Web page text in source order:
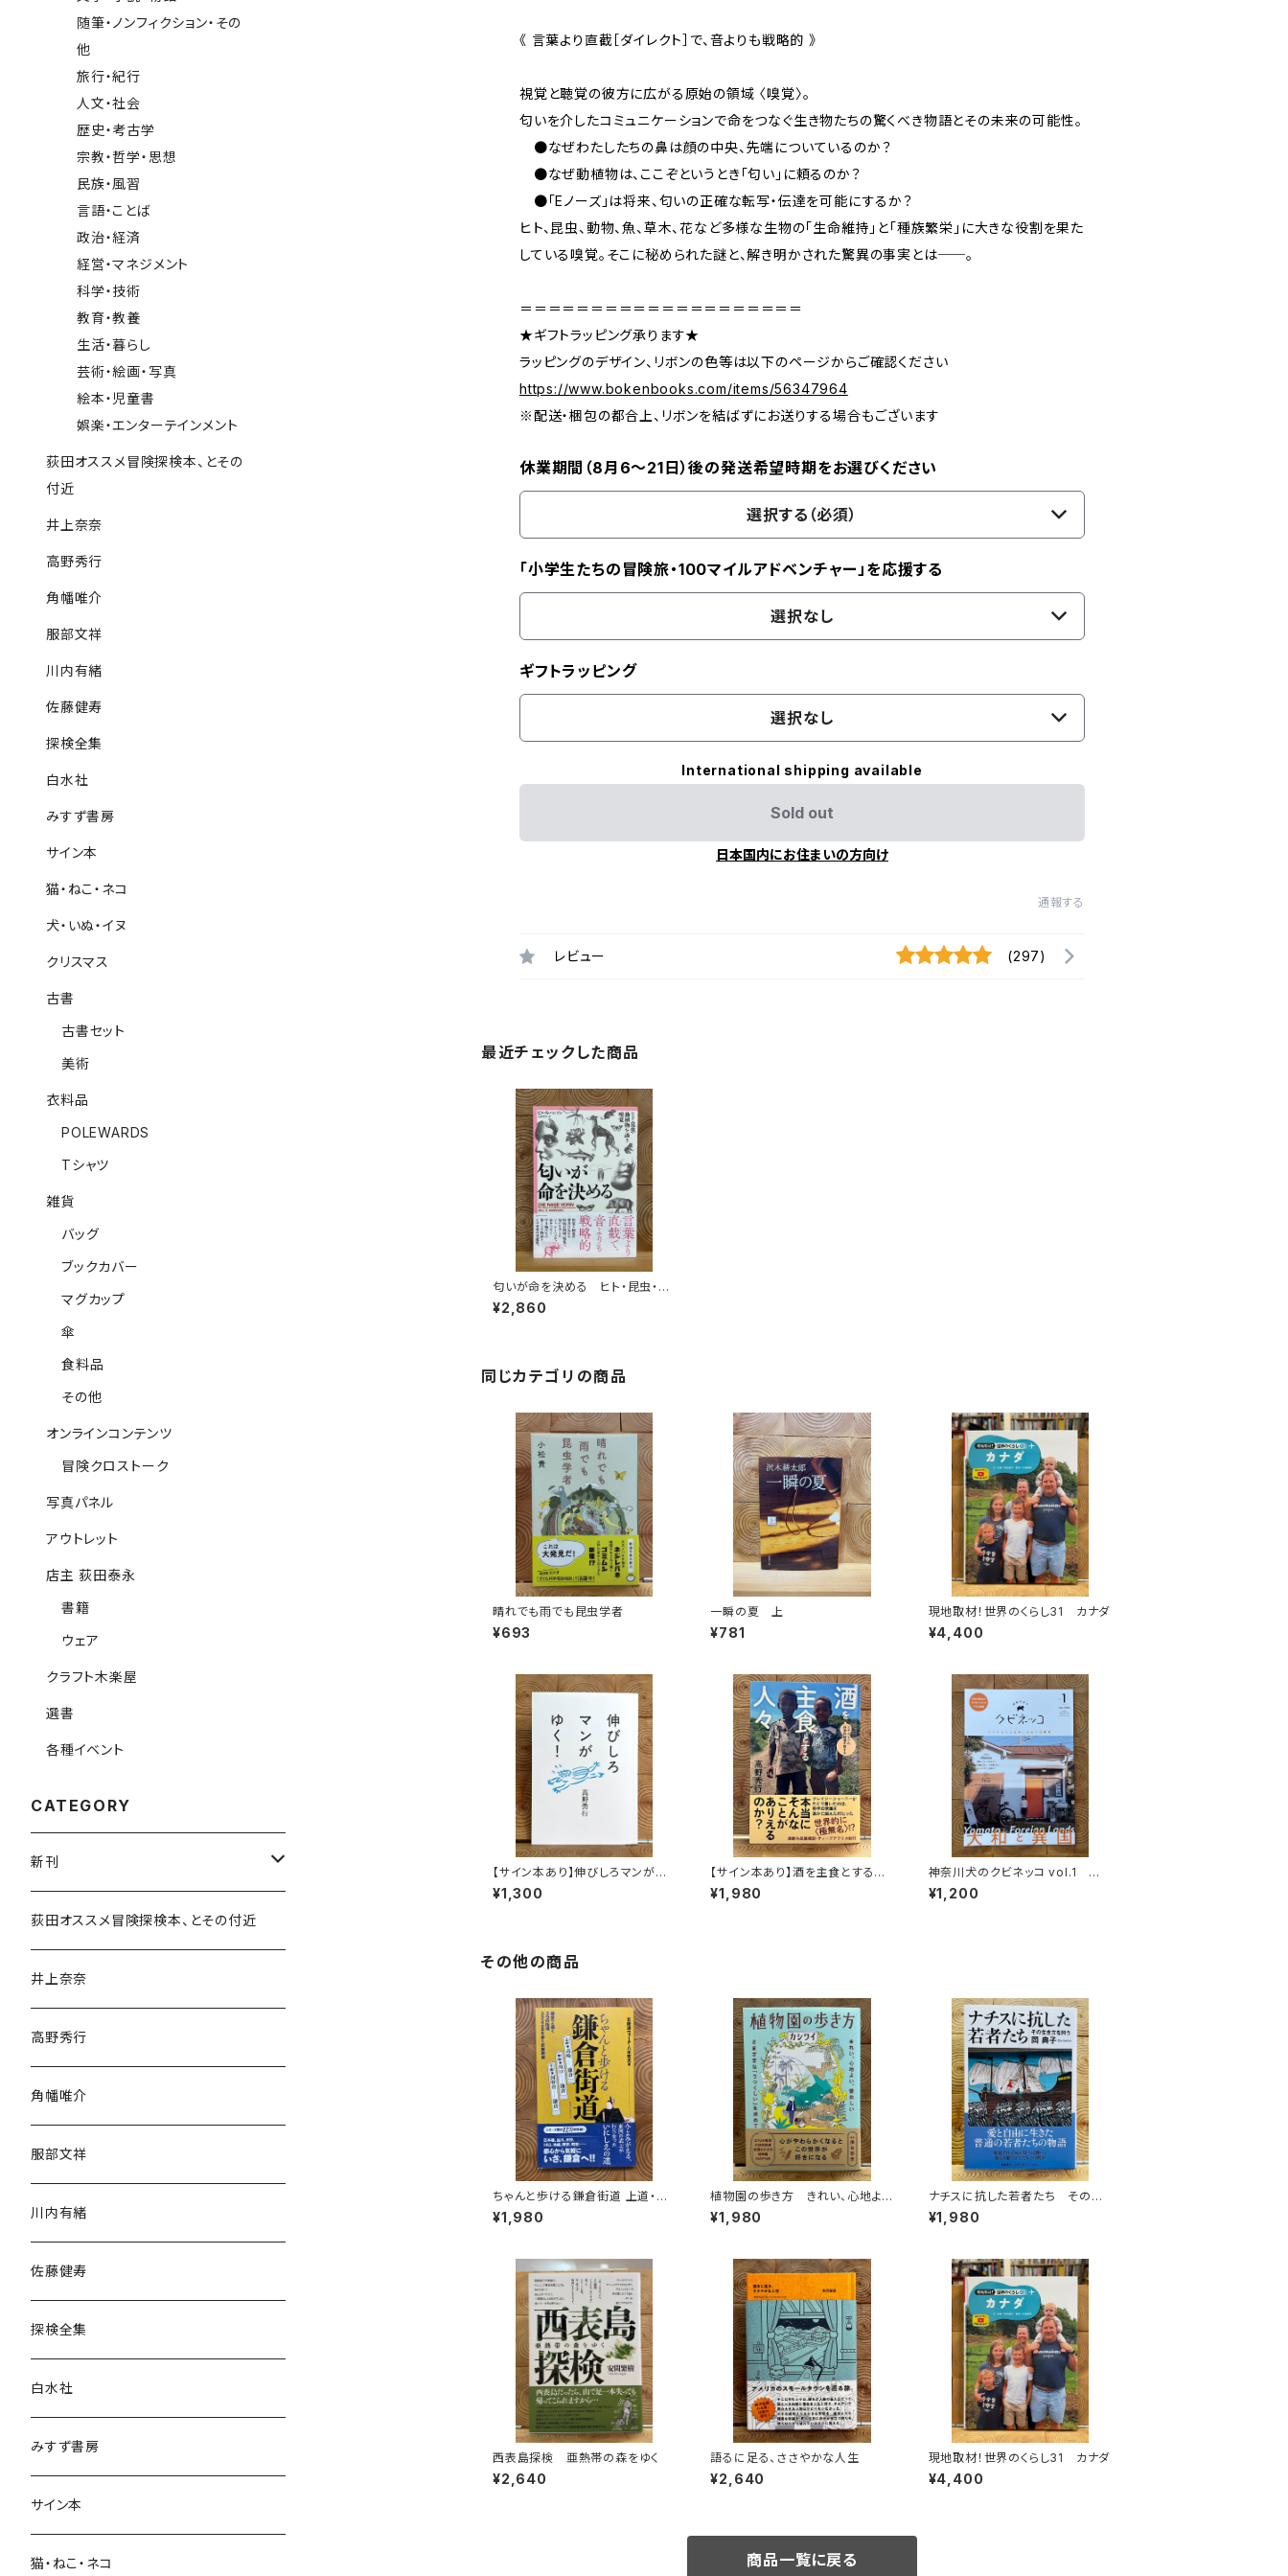
《 言葉より直截［ダイレクト］で、音よりも戦略的 》
視覚と聴覚の彼方に広がる原始の領域 〈嗅覚〉。
匂いを介したコミュニケーションで命をつなぐ生き物たちの驚くべき物語とその未来の可能性。
●なぜわたしたちの鼻は顔の中央、先端についているのか？
●なぜ動植物は、ここぞというとき「匂い」に頼るのか？
●「Eノーズ」は将来、匂いの正確な転写・伝達を可能にするか？
ヒト、昆虫、動物、魚、草木、花など多様な生物の「生命維持」と「種族繁栄」に大きな役割を果た
している嗅覚。そこに秘められた謎と、解き明かされた驚異の事実とは──。
＝＝＝＝＝＝＝＝＝＝＝＝＝＝＝＝＝＝＝＝
★ギフトラッピング承ります★
ラッピングのデザイン、リボンの色等は以下のページからご確認ください
https://www.bokenbooks.com/items/56347964
※配送・梱包の都合上、リボンを結ばずにお送りする場合もございます
休業期間（8月6〜21日）後の発送希望時期をお選びください
選択する（必須）
「小学生たちの冒険旅・100マイルアドベンチャー」を応援する
選択なし
ギフトラッピング
選択なし
International shipping available
Sold out
日本国内にお住まいの方向け
通報する
レビュー (297)
最近チェックした商品
匂いが命を決める ヒト・昆虫・動
植物を誘う嗅覚
¥2,860
同じカテゴリの商品
晴れでも雨でも昆虫学者
¥693
一瞬の夏 上
¥781
現地取材！世界のくらし31 カナダ
¥4,400
【サイン本あり】伸びしろマンがゆ
く！
¥1,300
【サイン本あり】酒を主食とする
人々 エチオピアの科学的秘境を
旅する
¥1,980
神奈川犬のクビネッコ vol.1 特
集：大和と異国
¥1,200
その他の商品
ちゃんと歩ける鎌倉街道 上道・中
道・下道
¥1,980
植物園の歩き方 きれい、心地よ
い、愛おしい さまざまな「うつくし
い」を求めて
¥1,980
ナチスに抗した若者たち その生
き方を問う
¥1,980
西表島探検 亜熱帯の森をゆく
¥2,640
語るに足る、ささやかな人生
¥2,640
現地取材！世界のくらし31 カナダ
¥4,400
商品一覧に戻る
随筆・ノンフィクション・その
他
旅行・紀行
人文・社会
歴史・考古学
宗教・哲学・思想
民族・風習
言語・ことば
政治・経済
経営・マネジメント
科学・技術
教育・教養
生活・暮らし
芸術・絵画・写真
絵本・児童書
娯楽・エンターテインメント
荻田オススメ冒険探検本、とその
付近
井上奈奈
高野秀行
角幡唯介
服部文祥
川内有緒
佐藤健寿
探検全集
白水社
みすず書房
サイン本
猫・ねこ・ネコ
犬・いぬ・イヌ
クリスマス
古書
古書セット
美術
衣料品
POLEWARDS
Tシャツ
雑貨
バッグ
ブックカバー
マグカップ
傘
食料品
その他
オンラインコンテンツ
冒険クロストーク
写真パネル
アウトレット
店主 荻田泰永
書籍
ウェア
クラフト木楽屋
選書
各種イベント
CATEGORY
新刊
和書
文学・小説・物語
随筆・ノンフィクション・その他
民族・風習
言語・ことば
荻田オススメ冒険探検本、とその付近
井上奈奈
高野秀行
角幡唯介
服部文祥
川内有緒
佐藤健寿
探検全集
白水社
みすず書房
サイン本
猫・ねこ・ネコ